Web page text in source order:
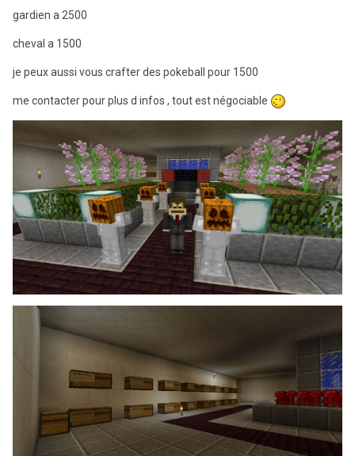
gardien a 2500
cheval a 1500
je peux aussi vous crafter des pokeball pour 1500
me contacter pour plus d infos , tout est négociable